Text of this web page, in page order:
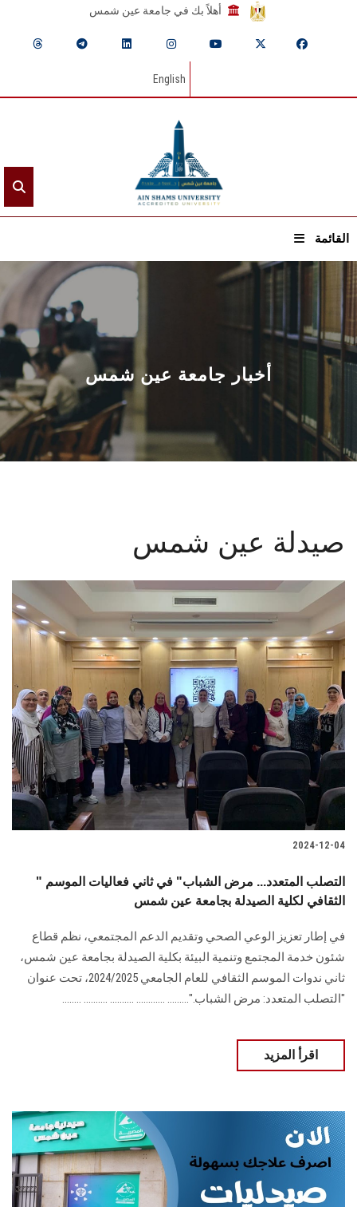
أهلاً بك في جامعة عين شمس
English
القائمة
الرئيسيـة
عن الجامعة
القطاعـات
الشئون الأكاديمية
البحث العلمي
الأنظمة الذكية
الإعلام
الطلاب
هيئة التدريس
الدراسات العليا
الزائـرون
سجل الان
أخبار جامعة عين شمس
صيدلة عين شمس
2024-12-04
" التصلب المتعدد... مرض الشباب" في ثاني فعاليات الموسم
الثقافي لكلية الصيدلة بجامعة عين شمس
في إطار تعزيز الوعي الصحي وتقديم الدعم المجتمعي، نظم قطاع
شئون خدمة المجتمع وتنمية ‏البيئة بكلية الصيدلة بجامعة عين شمس،
ثاني ندوات الموسم الثقافي للعام الجامعي ‏‏2024/2025، تحت عنوان
"التصلب المتعدد: مرض الشباب‎".‎......... ............ .......... .......... ........
اقرأ المزيد